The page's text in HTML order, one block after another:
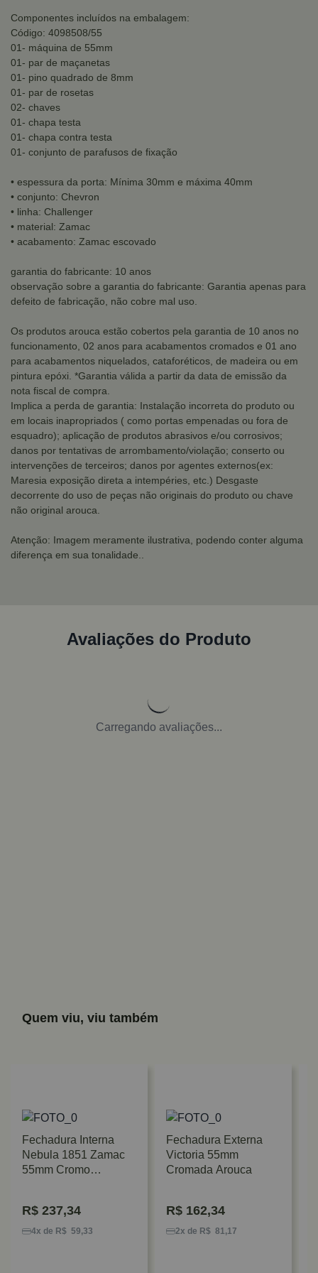
Componentes incluídos na embalagem:
Código: 4098508/55
01- máquina de 55mm
01- par de maçanetas
01- pino quadrado de 8mm
01- par de rosetas
02- chaves
01- chapa testa
01- chapa contra testa
01- conjunto de parafusos de fixação
• espessura da porta: Mínima 30mm e máxima 40mm
• conjunto: Chevron
• linha: Challenger
• material: Zamac
• acabamento: Zamac escovado
garantia do fabricante: 10 anos
observação sobre a garantia do fabricante: Garantia apenas para
defeito de fabricação, não cobre mal uso.
Os produtos arouca estão cobertos pela garantia de 10 anos no
funcionamento, 02 anos para acabamentos cromados e 01 ano
para acabamentos niquelados, cataforéticos, de madeira ou em
pintura epóxi. *Garantia válida a partir da data de emissão da
nota fiscal de compra.
Implica a perda de garantia: Instalação incorreta do produto ou
em locais inapropriados ( como portas empenadas ou fora de
esquadro); aplicação de produtos abrasivos e/ou corrosivos;
danos por tentativas de arrombamento/violação; conserto ou
intervenções de terceiros; danos por agentes externos(ex:
Maresia exposição direta a intempéries, etc.) Desgaste
decorrente do uso de peças não originais do produto ou chave
não original arouca.
Atenção: Imagem meramente ilustrativa, podendo conter alguma
diferença em sua tonalidade..
Avaliações do Produto
Carregando avaliações...
Quem viu, viu também
Fechadura Interna
Nebula 1851 Zamac
55mm Cromo
R$ 237,34
4x de R$ 59,33
Fechadura Externa
Victoria 55mm
Cromada Arouca
R$ 162,34
2x de R$ 81,17